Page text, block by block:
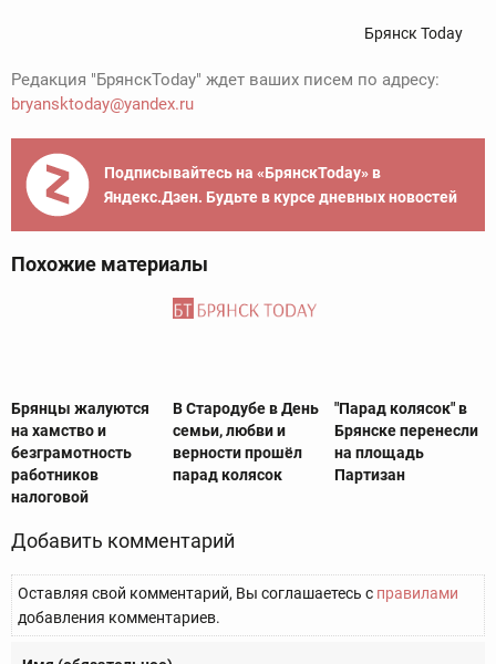
Брянск Today
Редакция "БрянскToday" ждет ваших писем по адресу:
bryansktoday@yandex.ru
Подписывайтесь на «БрянскToday» в
Яндекс.Дзен. Будьте в курсе дневных новостей
Похожие материалы
Брянцы жалуются
на хамство и
безграмотность
работников
налоговой
В Стародубе в День
семьи, любви и
верности прошёл
парад колясок
"Парад колясок" в
Брянске перенесли
на площадь
Партизан
Добавить комментарий
Оставляя свой комментарий, Вы соглашаетесь с правилами
добавления комментариев.